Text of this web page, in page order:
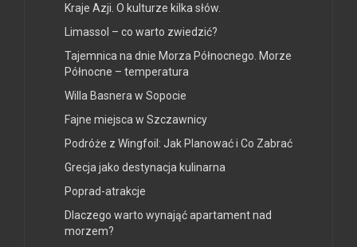
Kraje Azji. O kulturze kilka słów.
Limassol – co warto zwiedzić?
Tajemnica na dnie Morza Północnego. Morze
Północne – temperatura
Willa Basnera w Sopocie
Fajne miejsca w Szczawnicy
Podróże z Wingfoil: Jak Planować i Co Zabrać
Grecja jako destynacja kulinarna
Poprad-atrakcje
Dlaczego warto wynająć apartament nad
morzem?